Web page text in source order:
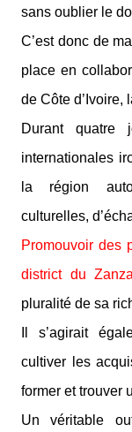
sans oublier le
C’est donc de
place en
de Côte d’Ivoire,
Durant quatre
internationales
la région
culturelles,
Promouvoir des
district du
pluralité de sa
Il s’agirait
cultiver les
former et trouver
Un véritable